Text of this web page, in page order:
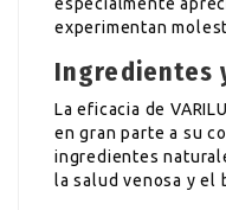
experimentan
Ingredientes
La eficacia de
en gran parte a su
ingredientes
la salud venosa y el